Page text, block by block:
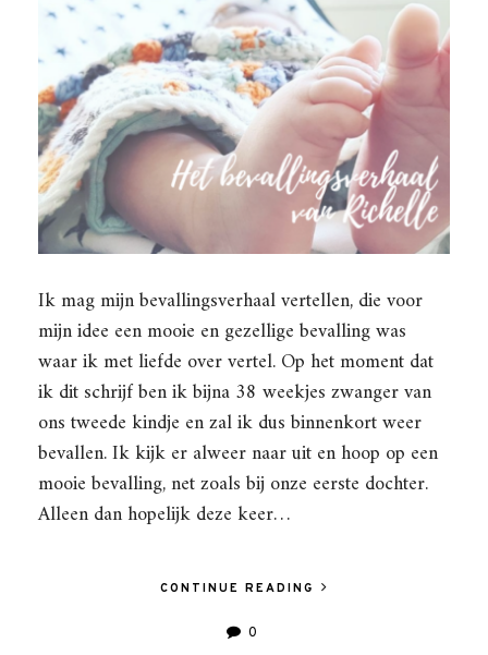
Ik mag mijn bevallingsverhaal vertellen, die voor
mijn idee een mooie en gezellige bevalling was
waar ik met liefde over vertel. Op het moment dat
ik dit schrijf ben ik bijna 38 weekjes zwanger van
ons tweede kindje en zal ik dus binnenkort weer
bevallen. Ik kijk er alweer naar uit en hoop op een
mooie bevalling, net zoals bij onze eerste dochter.
Alleen dan hopelijk deze keer…
CONTINUE READING
0